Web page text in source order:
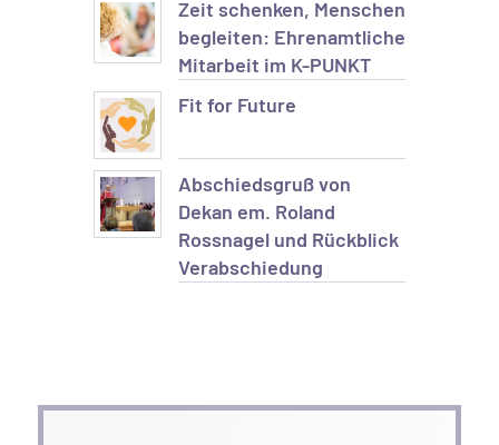
Zeit schenken, Menschen
begleiten: Ehrenamtliche
Mitarbeit im K-PUNKT
Fit for Future
Abschiedsgruß von
Dekan em. Roland
Rossnagel und Rückblick
Verabschiedung